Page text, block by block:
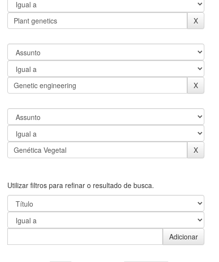
Utilizar filtros para refinar o resultado de busca.